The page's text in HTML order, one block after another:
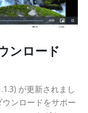
ンロード
が更新されまし
ンロードをサポー